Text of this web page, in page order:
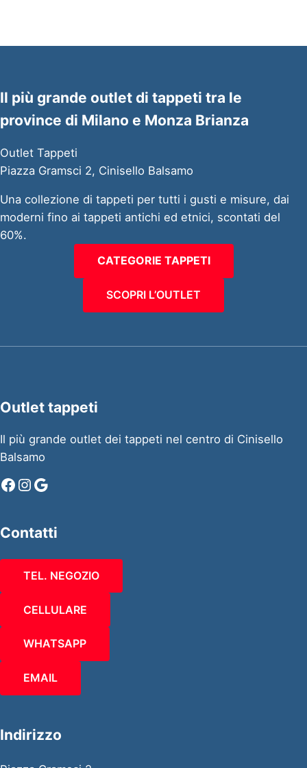
Il più grande outlet di tappeti tra le
province di Milano e Monza Brianza
Outlet Tappeti
Piazza Gramsci 2, Cinisello Balsamo
Una collezione di tappeti per tutti i gusti e misure, dai
moderni fino ai tappeti antichi ed etnici, scontati del
60%.
CATEGORIE TAPPETI
SCOPRI L’OUTLET
Outlet tappeti
Il più grande outlet dei tappeti nel centro di Cinisello
Balsamo
Facebook
Instagram
Google
Contatti
TEL. NEGOZIO
CELLULARE
WHATSAPP
EMAIL
Indirizzo